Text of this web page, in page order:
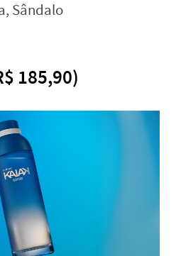
Sândalo
185,90)